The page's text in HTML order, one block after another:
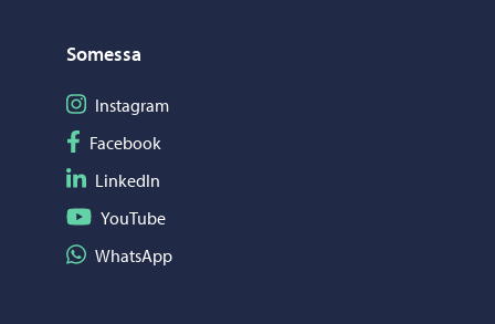
Somessa
Seuraa Instagram
Instagram
Seuraa Facebook
Facebook
Seuraa LinkedIn
LinkedIn
Seuraa YouTube
YouTube
Jaa WhatsApp
WhatsApp